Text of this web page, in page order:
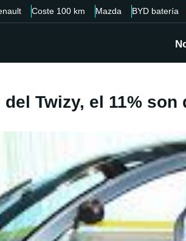
Coste 100 km Mazda BYD batería
Twizy, el 11% son